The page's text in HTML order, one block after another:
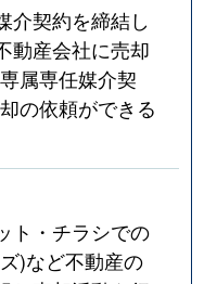
介契約を締結し
動産会社に売却
属専任媒介契
の依頼ができる
ト・チラシでの
)など不動産の